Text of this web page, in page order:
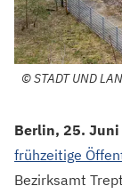
©STADT UND
Berlin, 25.
frühzeitige
Bezirksamt